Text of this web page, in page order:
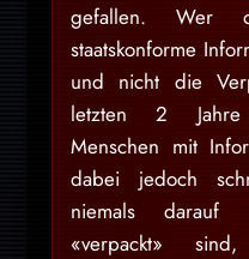
gefallen. Wer
staatskonforme
und nicht die
letzten 2 Jahre
Menschen mit
dabei jedoch
niemals darauf
«verpackt»